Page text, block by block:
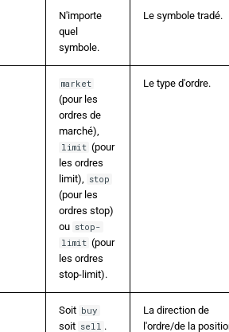
N'importe
quel
symbole.
Le symbole tradé.
market
(pour les
ordres de
marché),
limit (pour
les ordres
limit), stop
(pour les
ordres stop)
ou stop-
limit (pour
les ordres
stop-limit).
Le type d'ordre.
Soit buy
soit sell .
La direction de
l'ordre/de la